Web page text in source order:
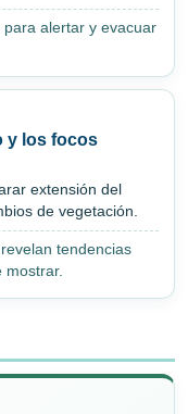
alertar y evacuar
y los focos
extensión del
de vegetación.
tendencias
mostrar.